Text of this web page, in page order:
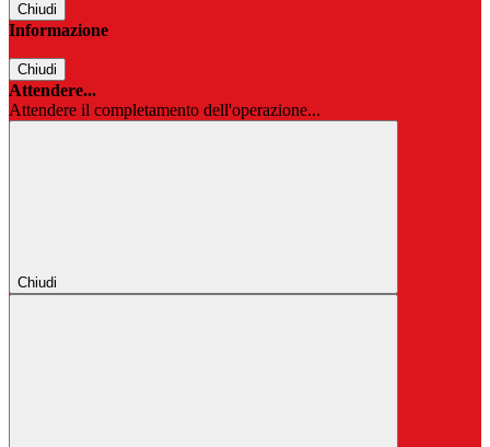
Chiudi
Informazione
Chiudi
Attendere...
Attendere il completamento dell'operazione...
Chiudi